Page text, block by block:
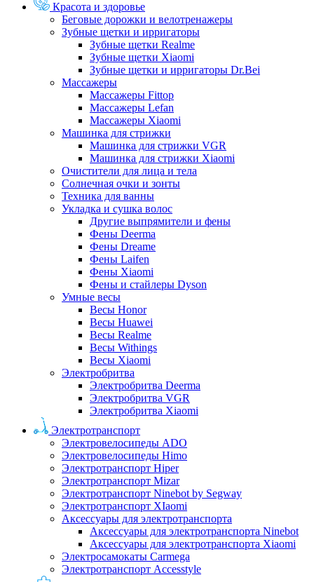
Красота и здоровье
Беговые дорожки и велотренажеры
Зубные щетки и ирригаторы
Зубные щетки Realme
Зубные щетки Xiaomi
Зубные щетки и ирригаторы Dr.Bei
Массажеры
Массажеры Fittop
Массажеры Lefan
Массажеры Xiaomi
Машинка для стрижки
Машинка для стрижки VGR
Машинка для стрижки Xiaomi
Очистители для лица и тела
Солнечная очки и зонты
Техника для ванны
Укладка и сушка волос
Другие выпрямители и фены
Фены Deerma
Фены Dreame
Фены Laifen
Фены Xiaomi
Фены и стайлеры Dyson
Умные весы
Весы Honor
Весы Huawei
Весы Realme
Весы Withings
Весы Xiaomi
Электробритва
Электробритва Deerma
Электробритва VGR
Электробритва Xiaomi
Электротранспорт
Электровелосипеды ADO
Электровелосипеды Himo
Электротранспорт Hiper
Электротранспорт Mizar
Электротранспорт Ninebot by Segway
Электротранспорт XIaomi
Аксессуары для электротранспорта
Аксессуары для электротранспорта Ninebot
Аксессуары для электротранспорта Xiaomi
Электросамокаты Carmega
Электротранспорт Accesstyle